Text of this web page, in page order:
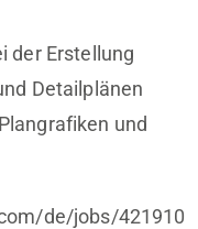
der Erstellung
Detailplänen
und
de/jobs/421910